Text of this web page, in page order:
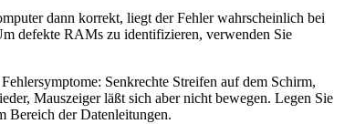
dann korrekt, liegt der Fehler wahrscheinlich bei
defekte RAMs zu identifizieren, verwenden Sie
Senkrechte Streifen auf dem Schirm,
Mauszeiger läßt sich aber nicht bewegen. Legen Sie
Bereich der Datenleitungen.